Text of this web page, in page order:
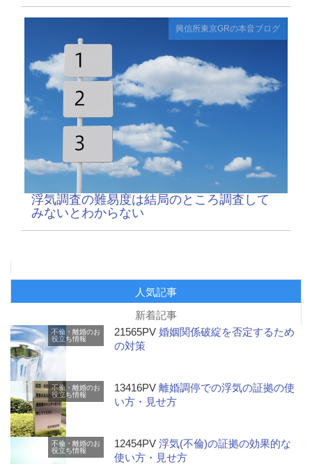
興信所東京GRの本音ブログ
浮気調査の難易度は結局のところ調査して
みないとわからない
人気記事
新着記事
不倫・離婚のお
役立ち情報
21565PV婚姻関係破綻を否定するため
の対策
不倫・離婚のお
役立ち情報
13416PV離婚調停での浮気の証拠の使
い方・見せ方
不倫・離婚のお
役立ち情報
12454PV浮気(不倫)の証拠の効果的な
使い方・見せ方